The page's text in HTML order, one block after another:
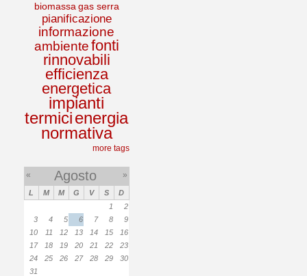
biomassa gas serra
pianificazione
informazione
ambientefonti
rinnovabili
efficienza
energetica
impianti
termicienergia
normativa
more tags
« Agosto »
L M M G V S
D
1
2
3
4 5 6 7 8
9
10
11 12 13 14 15
16
17
18 19 20 21 22
23
24
25 26 27 28 29
30
31